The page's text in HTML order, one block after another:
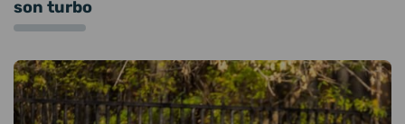
son turbo